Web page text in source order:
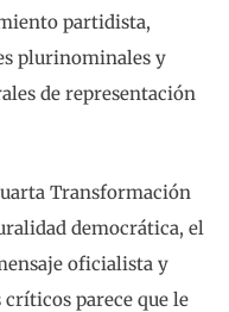
partidista,
plurinominales y
de representación
Transformación
democrática, el
oficialista y
parece que le